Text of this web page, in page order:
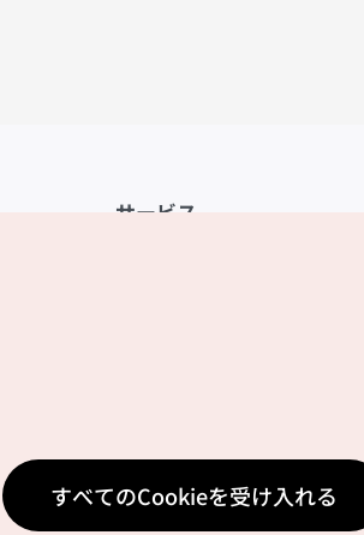
サービス
位置情報サービス利用規約
個人位置情報取扱いポリシー
すべてのCookieを受け入れる